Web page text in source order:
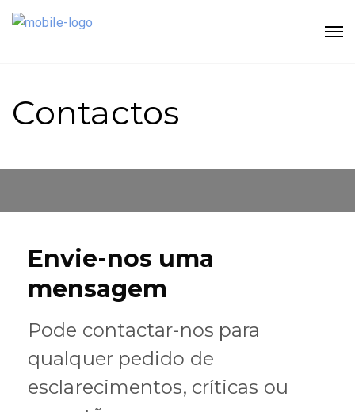
Contactos
Envie-nos uma
mensagem
Pode contactar-nos para
qualquer pedido de
esclarecimentos, críticas ou